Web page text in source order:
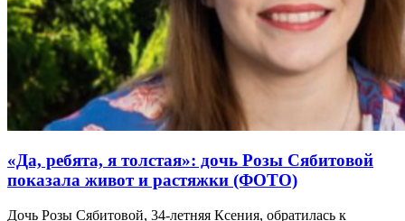
«Да, ребята, я толстая»: дочь Розы Сябитовой
показала живот и растяжки (ФОТО)
Дочь Розы Сябитовой, 34-летняя Ксения, обратилась к